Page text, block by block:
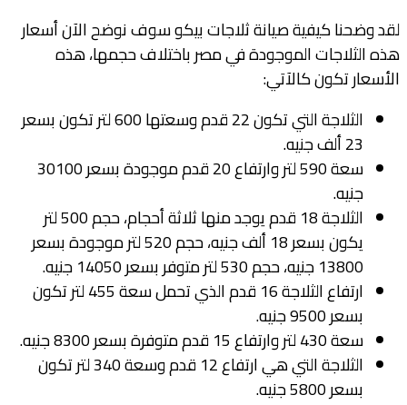
لقد وضحنا كيفية صيانة ثلاجات بيكو سوف نوضح الآن أسعار
هذه الثلاجات الموجودة في مصر باختلاف حجمها، هذه
الأسعار تكون كالآتي:
الثلاجة التي تكون 22 قدم وسعتها 600 لتر تكون بسعر
23 ألف جنيه.
سعة 590 لتر وارتفاع 20 قدم موجودة بسعر 30100
جنيه.
الثلاجة 18 قدم يوجد منها ثلاثة أحجام، حجم 500 لتر
يكون بسعر 18 ألف جنيه، حجم 520 لتر موجودة بسعر
13800 جنيه، حجم 530 لتر متوفر بسعر 14050 جنيه.
ارتفاع الثلاجة 16 قدم الذي تحمل سعة 455 لتر تكون
بسعر 9500 جنيه.
سعة 430 لتر وارتفاع 15 قدم متوفرة بسعر 8300 جنيه.
الثلاجة التي هي ارتفاع 12 قدم وسعة 340 لتر تكون
بسعر 5800 جنيه.